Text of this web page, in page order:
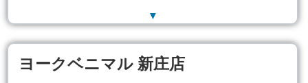
▼
ヨークベニマル 新庄店